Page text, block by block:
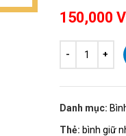
150,000
Danh mục:
Thẻ: bình giữ